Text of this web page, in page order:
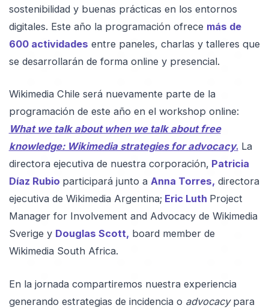
sostenibilidad y buenas prácticas en los entornos
digitales. Este año la programación ofrece más de
600 actividades entre paneles, charlas y talleres que
se desarrollarán de forma online y presencial.
Wikimedia Chile será nuevamente parte de la
programación de este año en el workshop online:
What we talk about when we talk about free
knowledge: Wikimedia strategies for advocacy. La
directora ejecutiva de nuestra corporación, Patricia
Díaz Rubio participará junto a Anna Torres, directora
ejecutiva de Wikimedia Argentina; Eric Luth Project
Manager for Involvement and Advocacy de Wikimedia
Sverige y Douglas Scott, board member de
Wikimedia South Africa.
En la jornada compartiremos nuestra experiencia
generando estrategias de incidencia o advocacypara